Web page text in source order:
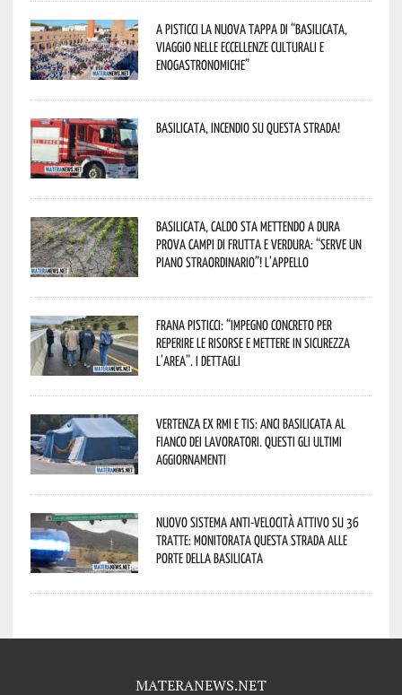
A Pisticci la nuova tappa di “Basilicata,
viaggio nelle eccellenze culturali e
enogastronomiche”
Basilicata, incendio su questa strada!
Basilicata, caldo sta mettendo a dura
prova campi di frutta e verdura: “Serve un
piano straordinario”! L’appello
Frana Pisticci: “Impegno concreto per
reperire le risorse e mettere in sicurezza
l’area”. I dettagli
Vertenza ex RMI e TIS: ANCI Basilicata al
fianco dei lavoratori. Questi gli ultimi
aggiornamenti
Nuovo sistema anti-velocità attivo su 36
tratte: monitorata questa strada alle
porte della Basilicata
MATERANEWS.NET